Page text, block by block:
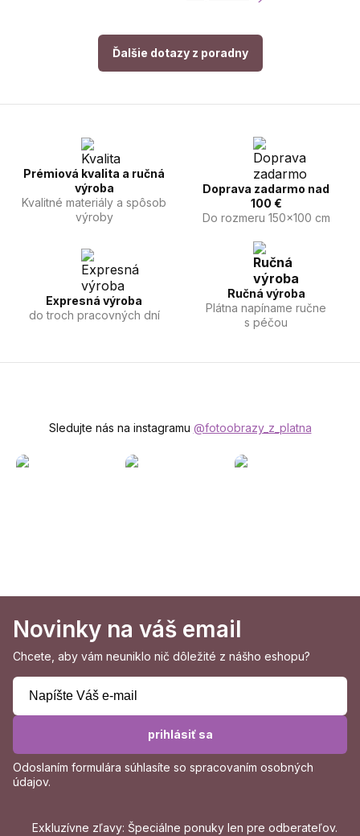
Ďalšie dotazy z poradny
Prémiová kvalita a ručná
výroba
Kvalitné materiály a spôsob
výroby
Doprava zadarmo nad
100 €
Do rozmeru 150x100 cm
Expresná výroba
do troch pracovných dní
Ručná výroba
Plátna napíname ručne
s péčou
Sledujte nás na instagramu @fotoobrazy_z_platna
Novinky na váš email
Chcete, aby vám neuniklo nič dôležité z nášho eshopu?
prihlásiť sa
Odoslaním formulára súhlasíte so spracovaním osobných
údajov.
Exkluzívne zľavy: Špeciálne ponuky len pre odberateľov.